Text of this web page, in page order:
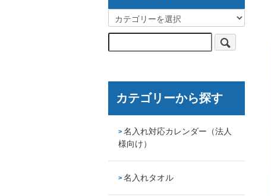
カテゴリーから探す
名入れ対応カレンダー（法人
様向け）
名入れタオル